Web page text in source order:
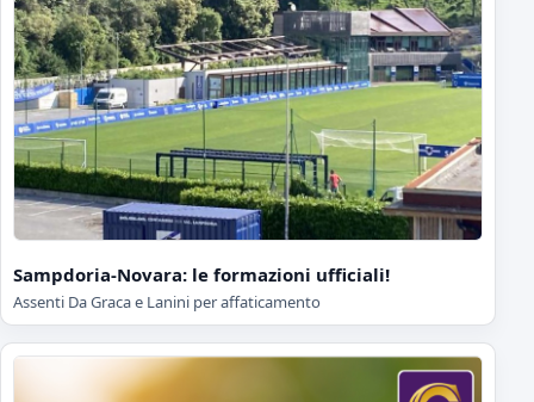
Sampdoria-Novara: le formazioni ufficiali!
Assenti Da Graca e Lanini per affaticamento